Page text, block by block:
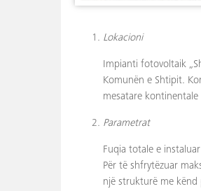
Lokacioni
Impianti fotovoltaik
Komunën e Shtipit.
mesatare
Parametrat
Fuqia totale e
Për të shfrytëzuar
një strukturë me